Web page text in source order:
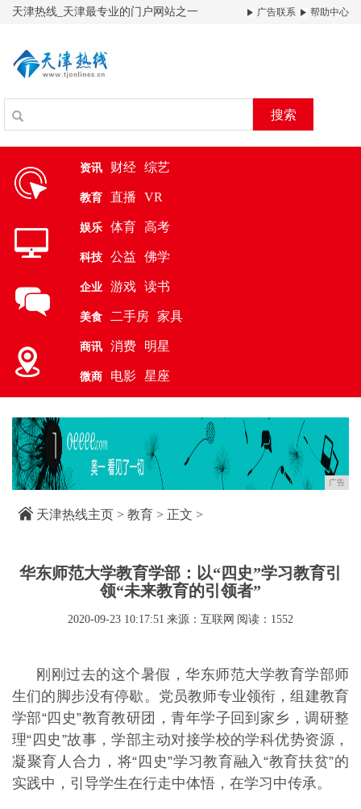
天津热线_天津最专业的门户网站之一 广告联系 帮助中心
搜索
资讯 财经 综艺
教育 直播 VR
娱乐 体育 高考
科技 公益 佛学
企业 游戏 读书
美食 二手房 家具
商讯 消费 明星
微商 电影 星座
广告
天津热线主页 > 教育 > 正文 >
华东师范大学教育学部：以“四史”学习教育引
领“未来教育的引领者”
2020-09-23 10:17:51 来源：互联网 阅读：1552
刚刚过去的这个暑假，华东师范大学教育学部师
生们的脚步没有停歇。党员教师专业领衔，组建教育
学部“四史”教育教研团，青年学子回到家乡，调研整
理“四史”故事，学部主动对接学校的学科优势资源，
凝聚育人合力，将“四史”学习教育融入“教育扶贫”的
实践中，引导学生在行走中体悟，在学习中传承。